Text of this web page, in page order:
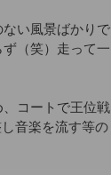
い風景ばかりで
（笑）走って一
コートで王位戦
音楽を流す等の